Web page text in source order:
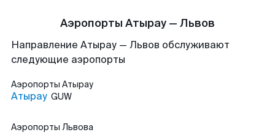
Аэропорты Атырау — Львов
Направление Атырау — Львов обслуживают
следующие аэропорты
Аэропорты Атырау
Атырау GUW
Аэропорты Львова